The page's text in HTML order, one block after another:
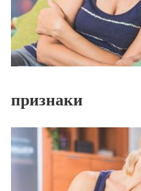
признаки